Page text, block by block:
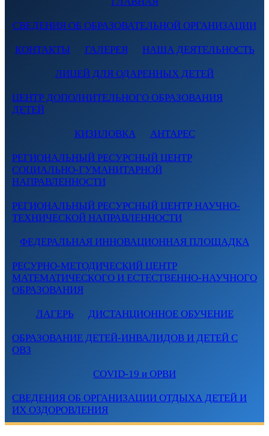
СВЕДЕНИЯ ОБ ОБРАЗОВАТЕЛЬНОЙ ОРГАНИЗАЦИИ
КОНТАКТЫ ГАЛЕРЕЯ НАША ДЕЯТЕЛЬНОСТЬ
ЛИЦЕЙ ДЛЯ ОДАРЕННЫХ ДЕТЕЙ
ЦЕНТР ДОПОЛНИТЕЛЬНОГО ОБРАЗОВАНИЯ
ДЕТЕЙ
КИЗИЛОВКА АНТАРЕС
РЕГИОНАЛЬНЫЙ РЕСУРСНЫЙ ЦЕНТР
СОЦИАЛЬНО-ГУМАНИТАРНОЙ
НАПРАВЛЕННОСТИ
РЕГИОНАЛЬНЫЙ РЕСУРСНЫЙ ЦЕНТР НАУЧНО-
ТЕХНИЧЕСКОЙ НАПРАВЛЕННОСТИ
ФЕДЕРАЛЬНАЯ ИННОВАЦИОННАЯ ПЛОЩАДКА
РЕСУРНО-МЕТОДИЧЕСКИЙ ЦЕНТР
МАТЕМАТИЧЕСКОГО И ЕСТЕСТВЕННО-НАУЧНОГО
ОБРАЗОВАНИЯ
ЛАГЕРЬ ДИСТАНЦИОННОЕ ОБУЧЕНИЕ
ОБРАЗОВАНИЕ ДЕТЕЙ-ИНВАЛИДОВ И ДЕТЕЙ С
ОВЗ
COVID-19 и ОРВИ
СВЕДЕНИЯ ОБ ОРГАНИЗАЦИИ ОТДЫХА ДЕТЕЙ И
ИХ ОЗДОРОВЛЕНИЯ